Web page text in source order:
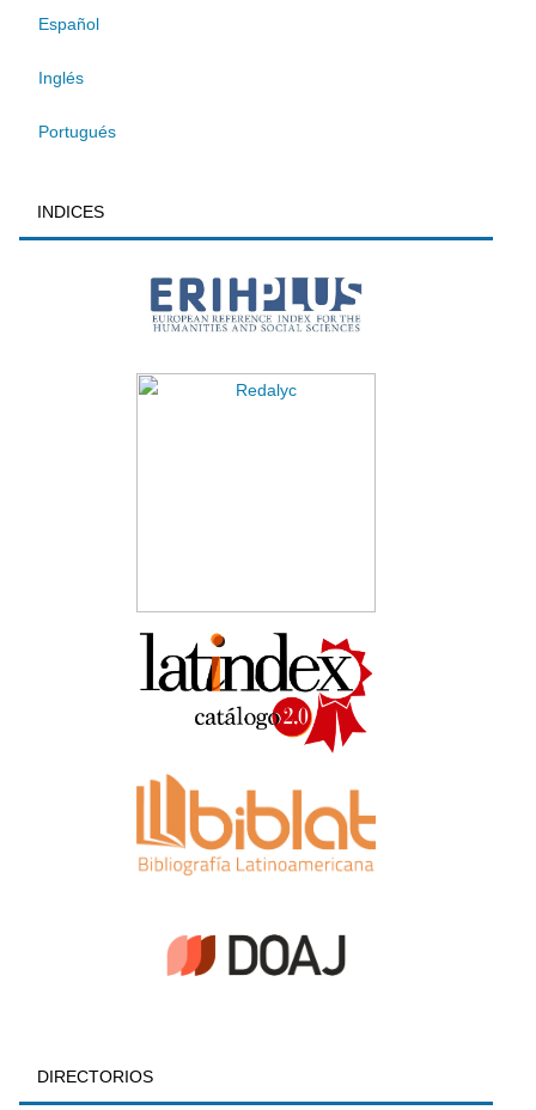
Español
Inglés
Portugués
INDICES
DIRECTORIOS